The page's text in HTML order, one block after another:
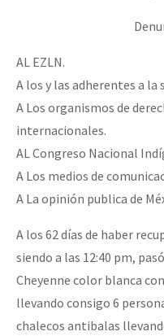
AL EZLN.
A los y las adherentes a
A Los organismos de
internacionales.
AL Congreso Nacional
A Los medios de
A La opinión publica de
A los 62 días de haber
siendo a las 12:40 pm,
Cheyenne color blanca
llevando consigo 6
chalecos antibalas